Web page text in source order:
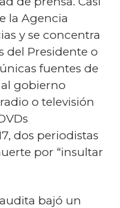
la Agencia
y se concentra
del Presidente o
fuentes de
gobierno
o televisión
dos periodistas
por “insultar
bajó un